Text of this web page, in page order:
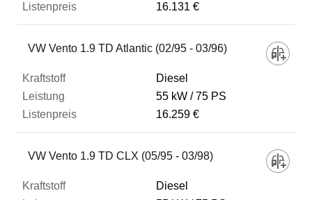
16.131 €
VW Vento 1.9 TD Atlantic (02/95 - 03/96)
Diesel
55 kW
75 PS
16.259 €
VW Vento 1.9 TD CLX (05/95 - 03/98)
Diesel